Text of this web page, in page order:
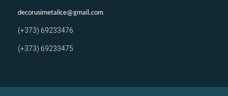
decorusimetalice@gmail.com
(+373) 69233476
(+373) 69233475